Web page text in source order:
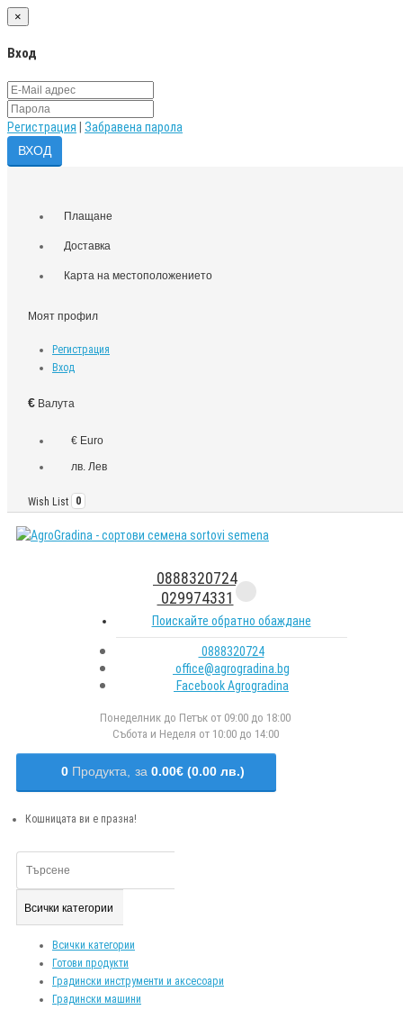
×
Вход
Регистрация Забравена парола
Плащане
Доставка
Карта на местоположението
Моят профил
Регистрация
Вход
€ Валута
€ Euro
лв. Лев
Wish List 0
0888320724
029974331
Поискайте обратно обаждане
0888320724
office@agrogradina.bg
Facebook Agrogradina
Понеделник до Петък от 09:00 до 18:00
Събота и Неделя от 10:00 до 14:00
0 Продукта, за 0.00€ (0.00 лв.)
Кошницата ви е празна!
Всички категории
Всички категории
Готови продукти
Градински инструменти и аксесоари
Градински машини